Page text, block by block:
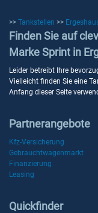
>> Tankstellen >>
Finden Sie auf
Marke Sprint in
Leider betreibt Ihre
Vielleicht finden Sie eine
Anfang dieser Seite
Partnerangebote
Kfz-Versicherung
Gebrauchtwagenmarkt
Finanzierung
Leasing
Quickfinder